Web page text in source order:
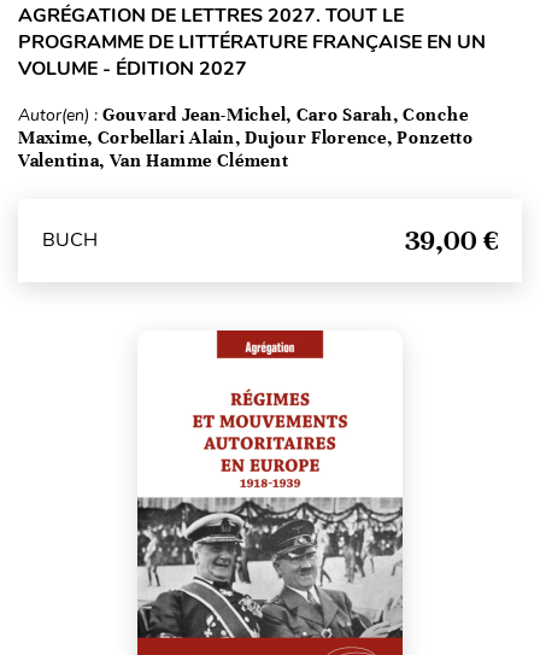
AGRÉGATION DE LETTRES 2027. TOUT LE
PROGRAMME DE LITTÉRATURE FRANÇAISE EN UN
VOLUME - ÉDITION 2027
Autor(en) : Gouvard Jean-Michel, Caro Sarah, Conche
Maxime, Corbellari Alain, Dujour Florence, Ponzetto
Valentina, Van Hamme Clément
BUCH 39,00 €